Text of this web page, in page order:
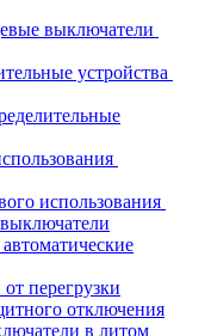
выключатели
устройства
использования
перегрузки
отключения
в литом